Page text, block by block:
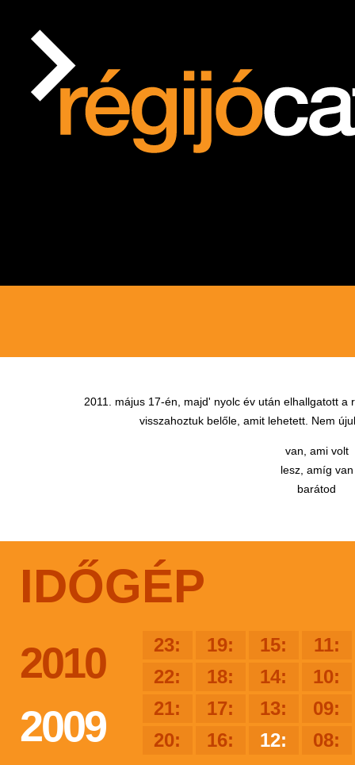
2011. május 17-én, majd' nyolc év után elhallgatott
visszahoztuk belőle, amit lehetett. Nem
van, ami volt
lesz, amíg van
barátod
IDŐGÉP
2010
2009
23: 19: 15:
11:
22:
18: 14:
10:
21:
17: 13:
09:
20:
16: 12: 08: